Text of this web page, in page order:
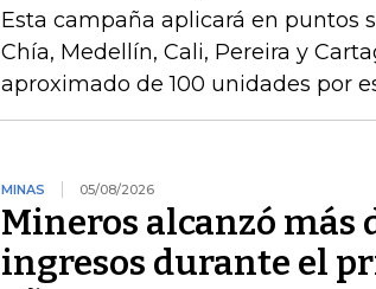
Esta campaña aplicará en puntos
Chía, Medellín, Cali, Pereira y
aproximado de 100 unidades por
MINAS 05/08/2026
Mineros alcanzó más
ingresos durante el